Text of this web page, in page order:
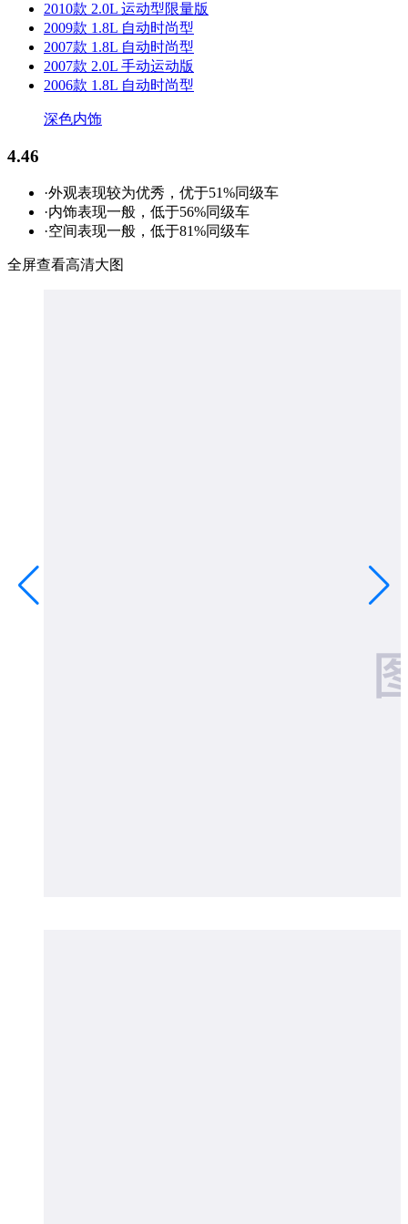
2010款 2.0L 运动型限量版
2009款 1.8L 自动时尚型
2007款 1.8L 自动时尚型
2007款 2.0L 手动运动版
2006款 1.8L 自动时尚型
深色内饰
4.46
·外观表现较为优秀，优于51%同级车
·内饰表现一般，低于56%同级车
·空间表现一般，低于81%同级车
全屏查看高清大图